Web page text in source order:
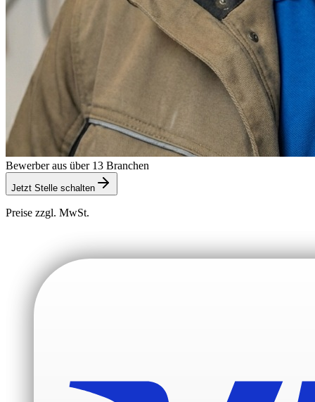
Bewerber aus über 13 Branchen
Jetzt Stelle schalten
Preise zzgl. MwSt.